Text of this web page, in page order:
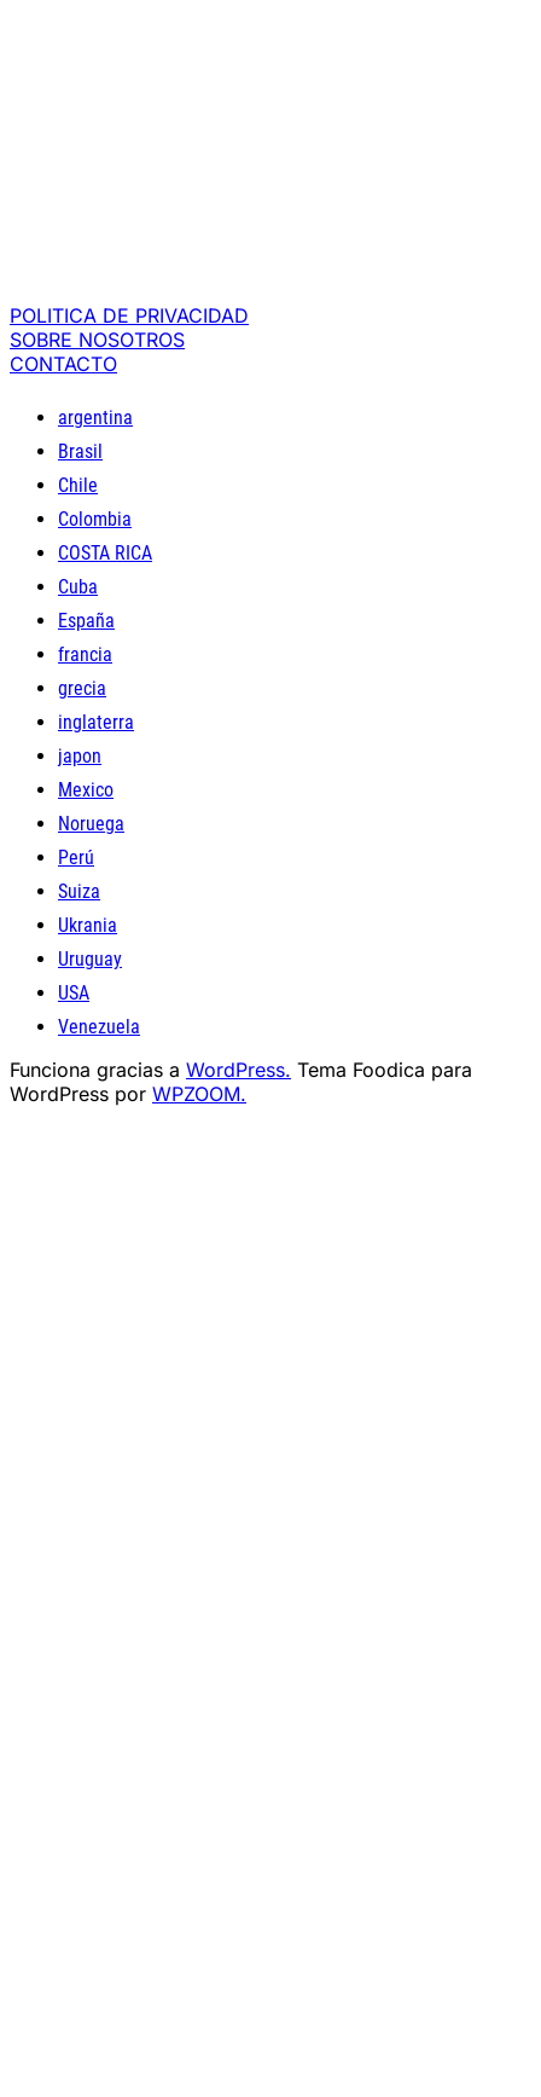
POLITICA DE PRIVACIDAD
SOBRE NOSOTROS
CONTACTO
argentina
Brasil
Chile
Colombia
COSTA RICA
Cuba
España
francia
grecia
inglaterra
japon
Mexico
Noruega
Perú
Suiza
Ukrania
Uruguay
USA
Venezuela
Funciona gracias a WordPress. Tema Foodica para
WordPress por WPZOOM.